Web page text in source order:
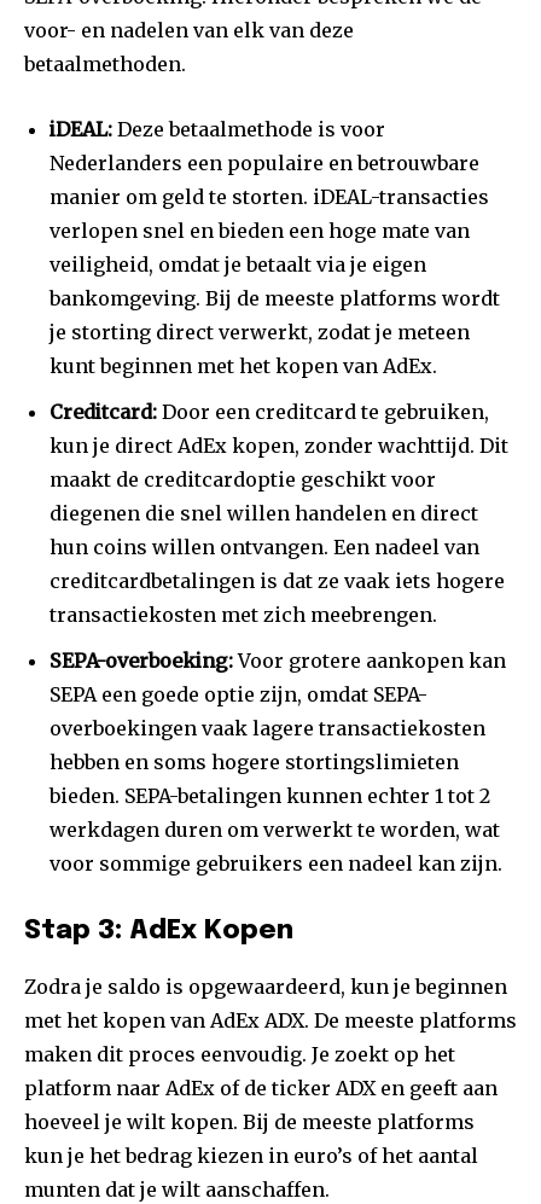
voor- en nadelen van elk van deze
betaalmethoden.
iDEAL: Deze betaalmethode is voor
Nederlanders een populaire en betrouwbare
manier om geld te storten. iDEAL-transacties
verlopen snel en bieden een hoge mate van
veiligheid, omdat je betaalt via je eigen
bankomgeving. Bij de meeste platforms wordt
je storting direct verwerkt, zodat je meteen
kunt beginnen met het kopen van AdEx.
Creditcard: Door een creditcard te gebruiken,
kun je direct AdEx kopen, zonder wachttijd. Dit
maakt de creditcardoptie geschikt voor
diegenen die snel willen handelen en direct
hun coins willen ontvangen. Een nadeel van
creditcardbetalingen is dat ze vaak iets hogere
transactiekosten met zich meebrengen.
SEPA-overboeking:Voor grotere aankopen kan
SEPA een goede optie zijn, omdat SEPA-
overboekingen vaak lagere transactiekosten
hebben en soms hogere stortingslimieten
bieden. SEPA-betalingen kunnen echter 1 tot 2
werkdagen duren om verwerkt te worden, wat
voor sommige gebruikers een nadeel kan zijn.
Stap 3: AdEx Kopen
Zodra je saldo is opgewaardeerd, kun je beginnen
met het kopen van AdEx ADX. De meeste platforms
maken dit proces eenvoudig. Je zoekt op het
platform naar AdEx of de ticker ADX en geeft aan
hoeveel je wilt kopen. Bij de meeste platforms
kun je het bedrag kiezen in euro’s of het aantal
munten dat je wilt aanschaffen.